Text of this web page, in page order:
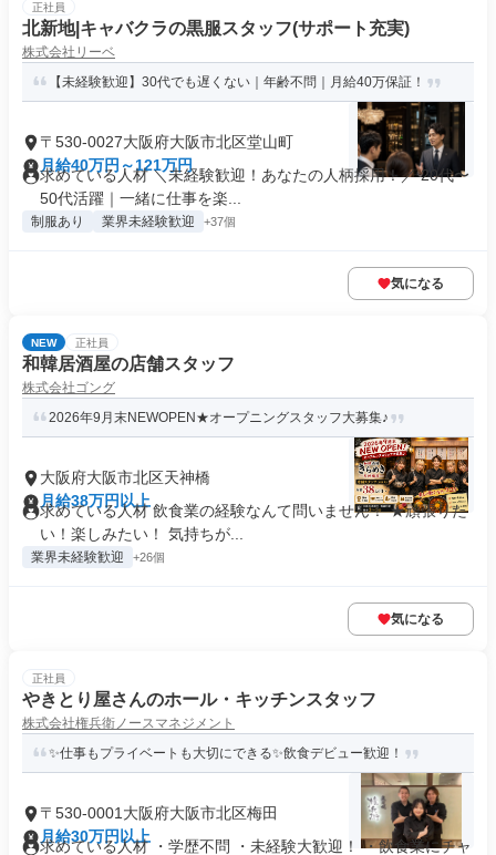
正社員
北新地|キャバクラの黒服スタッフ(サポート充実)
株式会社リーベ
【未経験歓迎】30代でも遅くない｜年齢不問｜月給40万保証！
〒530-0027大阪府大阪市北区堂山町
月給40万円～121万円
求めている人材 ＼未経験歓迎！あなたの人柄採用！／ 20代〜
50代活躍｜一緒に仕事を楽...
制服あり 業界未経験歓迎 +37個
気になる
NEW 正社員
和韓居酒屋の店舗スタッフ
株式会社ゴング
2026年9月末NEWOPEN★オープニングスタッフ大募集♪
大阪府大阪市北区天神橋
月給38万円以上
求めている人材 飲食業の経験なんて問いません！ ★頑張りた
い！楽しみたい！ 気持ちが...
業界未経験歓迎 +26個
気になる
正社員
やきとり屋さんのホール・キッチンスタッフ
株式会社権兵衛ノースマネジメント
✨仕事もプライベートも大切にできる✨飲食デビュー歓迎！
〒530-0001大阪府大阪市北区梅田
月給30万円以上
求めている人材 ・学歴不問 ・未経験大歓迎！ ・飲食業にチャ